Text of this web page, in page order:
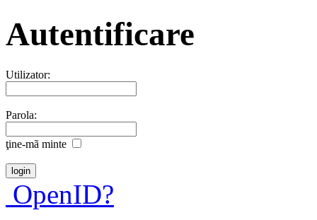
Autentificare
Utilizator:
Parola:
ţine-mã minte
OpenID?